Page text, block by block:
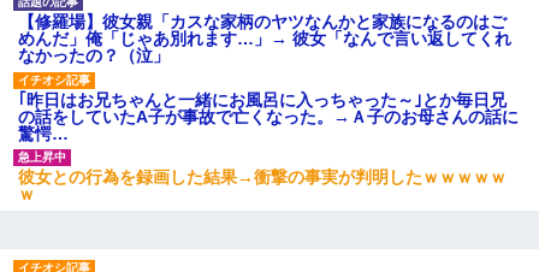
彼にプロポーズされたんだけど、実は資産家だと知って婚約破棄
した。B子「A男くんと別れたって本当？私が付き合ってもい
い？」
とっさに女児を捕まえたら変質者扱いされた。母親「あっち行っ
てよ！気持ち悪い！（ｼｯｼｯ」→ 後日、俺を見つけた母親がすっ飛
んできて・・・
彼女にプロポーズしてOK貰った俺、告げられた結婚条件にブチ切
【修羅場】彼女親「カスな家柄のヤツなんかと家族になるのはご
めんだ」俺「じゃあ別れます…」→ 彼女「なんで言い返してくれ
なかったの？（泣」
｢昨日はお兄ちゃんと一緒にお風呂に入っちゃった～｣とか毎日兄
の話をしていたA子が事故で亡くなった。→Ａ子のお母さんの話に
驚愕…
彼女との行為を録画した結果→衝撃の事実が判明したｗｗｗｗｗ
ｗ